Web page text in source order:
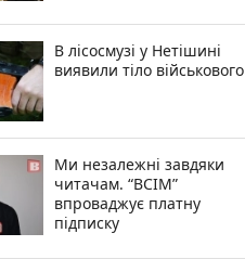
В лісосмузі у Нетішині
виявили тіло військового
Ми незалежні завдяки
читачам. “ВСІМ”
впроваджує платну
підписку